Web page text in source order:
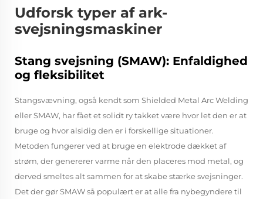
Udforsk typer af ark-
svejsningsmaskiner
Stang svejsning (SMAW): Enfaldighed
og fleksibilitet
Stangsvævning, også kendt som Shielded Metal Arc Welding
eller SMAW, har fået et solidt ry takket være hvor let den er at
bruge og hvor alsidig den er i forskellige situationer.
Metoden fungerer ved at bruge en elektrode dækket af
strøm, der genererer varme når den placeres mod metal, og
derved smeltes alt sammen for at skabe stærke svejsninger.
Det der gør SMAW så populært er at alle fra nybegyndere til